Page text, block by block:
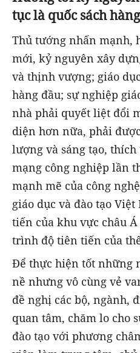
tục là quốc sách
Thủ tướng nhấn mạnh,
mới, kỷ nguyên xây
và thịnh vượng; giáo
hàng đầu; sự nghiệp
nhà phải quyết liệt đổi
diện hơn nữa, phải
lượng và sáng tạo,
mạng công nghiệp lần
mạnh mẽ của công
giáo dục và đào tạo
tiến của khu vực châu
trình độ tiên tiến của
Để thực hiện tốt những
nề nhưng vô cùng vẻ
đề nghị các bộ, ngành,
quan tâm, chăm lo cho
đào tạo với phương